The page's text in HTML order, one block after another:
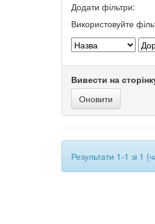
Додати фільтри:
Використовуйте
Вивести на
Результати 1-1 зі 1